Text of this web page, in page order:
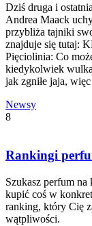
Dziś druga i
Andrea Maack
przybliża tajniki
znajduje się tutaj:
Pięciolinia: Co
kiedykolwiek
jak zgniłe jaja,
Newsy
8
Rankingi
Szukasz perfum
kupić coś w
ranking, który Cię
wątpliwości.